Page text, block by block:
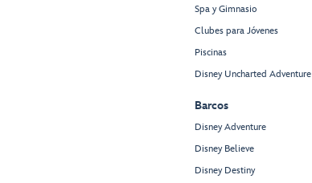
Spa y Gimnasio
Clubes para Jóvenes
Piscinas
Disney Uncharted Adventure
Barcos
Disney Adventure
Disney Believe
Disney Destiny